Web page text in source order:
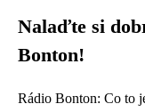
Nalaďte si
Bonton!
Rádio Bonton: Co to